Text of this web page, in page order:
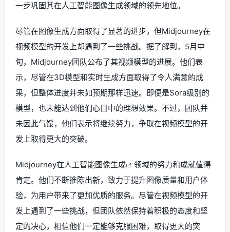
一步巩固其在人工智能图像生成领域的领先地位。
尽管在图像生成方面取得了显著的进步，但Midjourney在
视频模型的开发上却遇到了一些挑战。据了解到，5月中
旬，Midjourney团队公布了其视频模型的进展。他们表
示，尽管在3D模型和实时生成方面取得了令人满意的成
果，但整体进度并未如预期那样迅速。即便是Sora级别的
模型，也未能达到他们心目中的理想效果。不过，团队并
未因此气馁，他们表示将继续努力，争取在视频模型的开
发上取得更大的突破。
Midjourney在人工智能图像生成
领域的努力和成就值得
肯定。他们不断推陈出新，致力于提升图像质量和用户体
验，为用户带来了更加优质的服务。尽管在视频模型的开
发上遇到了一些挑战，但团队依然保持着积极的态度和坚
定的决心，相信他们一定能够克服困难，取得更大的突